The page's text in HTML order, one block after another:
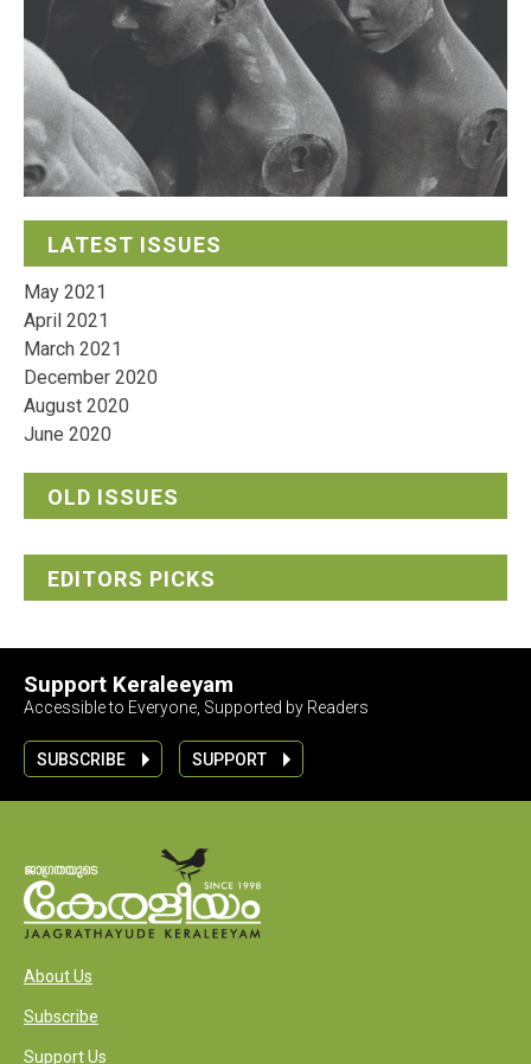
LATEST ISSUES
May 2021
April 2021
March 2021
December 2020
August 2020
June 2020
OLD ISSUES
EDITORS PICKS
Support Keraleeyam
Accessible to Everyone, Supported by Readers
SUBSCRIBE SUPPORT
About Us
Subscribe
Support Us